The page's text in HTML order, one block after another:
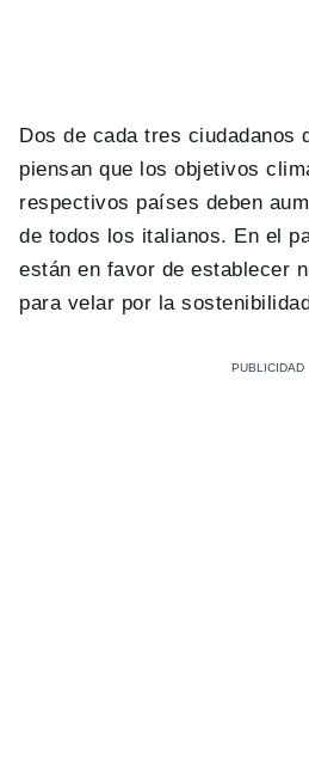
Dos de cada tres ciudadanos
piensan que los objetivos
respectivos países deben
de todos los italianos. En el
están en favor de establecer
para velar por la